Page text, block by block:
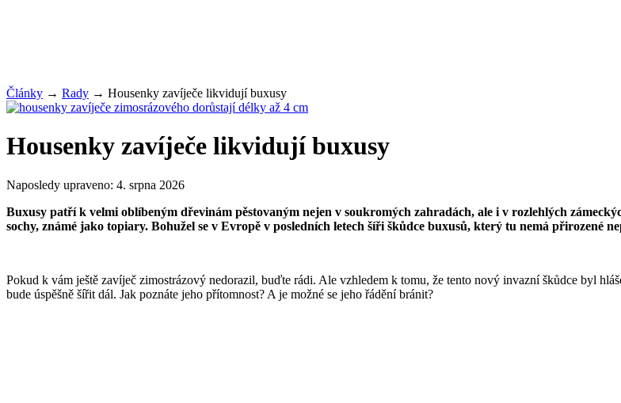
Články → Rady → Housenky zavíječe likvidují buxusy
Housenky zavíječe likvidují buxusy
Naposledy upraveno: 4. srpna 2026
Buxusy patří k velmi oblíbeným dřevinám pěstovaným nejen v soukromých zahradách, ale i v rozlehlých
sochy, známé jako topiary. Bohužel se v Evropě v posledních letech šíři škůdce buxusů, který tu nemá přirozené
Pokud k vám ještě zavíječ zimostrázový nedorazil, buďte rádi. Ale vzhledem k tomu, že tento nový invazní škůdce byl
bude úspěšně šířit dál. Jak poznáte jeho přítomnost? A je možné se jeho řádění bránit?